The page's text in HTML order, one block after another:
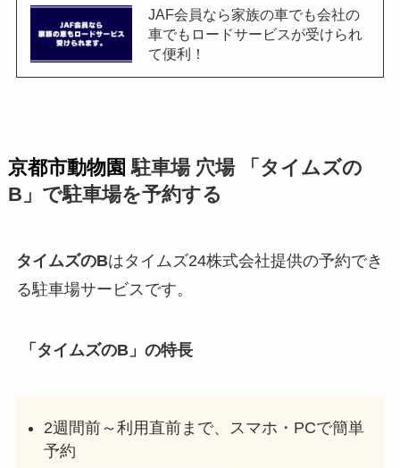
JAF会員なら家族の車でも会社の
車でもロードサービスが受けられ
て便利！
京都市動物園 駐車場 穴場 「タイムズの
B」で駐車場を予約する
タイムズのBはタイムズ24株式会社提供の予約でき
る駐車場サービスです。
「タイムズのB」の特長
2週間前～利用直前まで、スマホ・PCで簡単
予約